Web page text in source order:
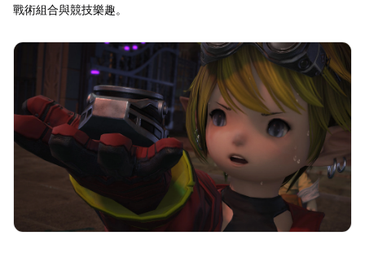
戰術組合與競技樂趣。